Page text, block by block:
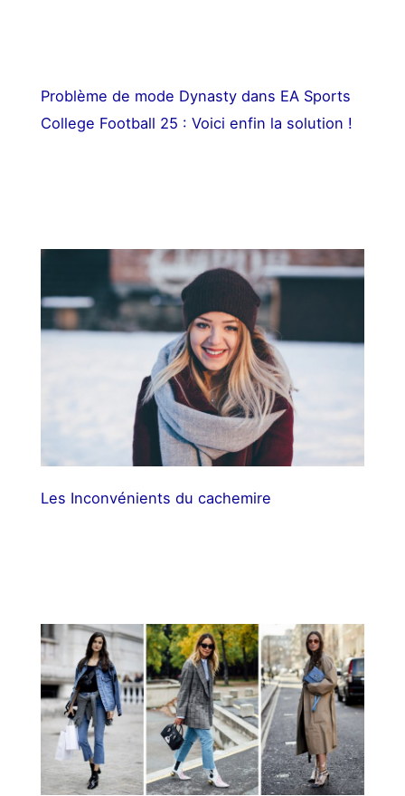
Problème de mode Dynasty dans EA Sports
College Football 25 : Voici enfin la solution !
Les Inconvénients du cachemire